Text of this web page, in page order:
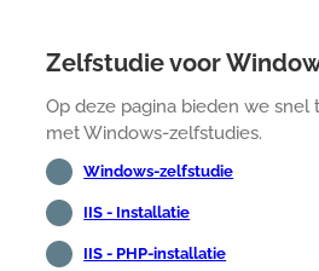
Zelfstudie voor
Op deze pagina bieden we
met Windows-zelfstudies.
Windows-zelfstudie
IIS - Installatie
IIS - PHP-installatie